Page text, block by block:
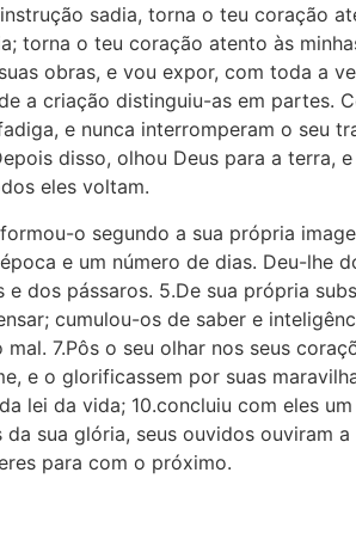
sadia, torna o teu coração
torna o teu coração atento às
obras, e vou expor, com toda a
a criação distinguiu-as em partes.
e nunca interromperam o seu
disso, olhou Deus para a terra,
eles voltam.
o segundo a sua própria
e um número de dias. Deu-
dos pássaros. 5.De sua própria
cumulou-os de saber e
7.Pôs o seu olhar nos seus
e o glorificassem por suas
lei da vida; 10.concluiu com eles
sua glória, seus ouvidos ouviram
para com o próximo.